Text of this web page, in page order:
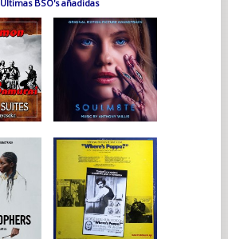
Últimas BSO's añadidas